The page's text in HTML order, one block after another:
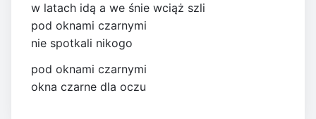
w latach idą a we śnie wciąż szli
pod oknami czarnymi
nie spotkali nikogo
pod oknami czarnymi
okna czarne dla oczu